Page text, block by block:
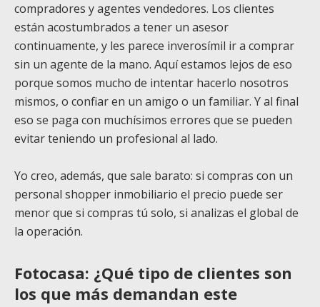
compradores y agentes vendedores. Los clientes
están acostumbrados a tener un asesor
continuamente, y les parece inverosímil ir a comprar
sin un agente de la mano. Aquí estamos lejos de eso
porque somos mucho de intentar hacerlo nosotros
mismos, o confiar en un amigo o un familiar. Y al final
eso se paga con muchísimos errores que se pueden
evitar teniendo un profesional al lado.
Yo creo, además, que sale barato: si compras con un
personal shopper inmobiliario el precio puede ser
menor que si compras tú solo, si analizas el global de
la operación.
Fotocasa: ¿Qué tipo de clientes son
los que más demandan este